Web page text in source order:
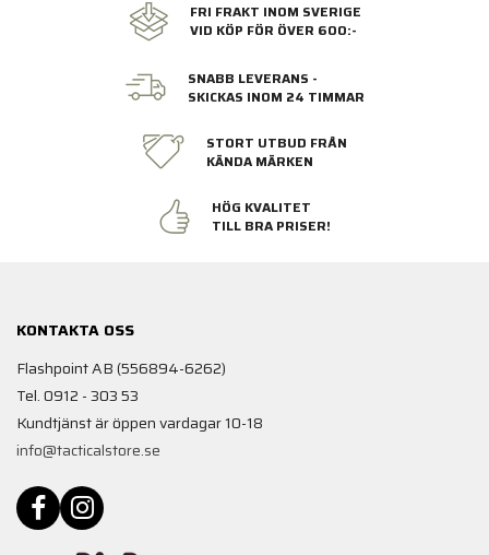
FRI FRAKT INOM SVERIGE
VID KÖP FÖR ÖVER 600:-
SNABB LEVERANS -
SKICKAS INOM 24 TIMMAR
STORT UTBUD FRÅN
KÄNDA MÄRKEN
HÖG KVALITET
TILL BRA PRISER!
KONTAKTA OSS
Flashpoint AB (556894-6262)
Tel. 0912 - 303 53
Kundtjänst är öppen vardagar 10-18
info@tacticalstore.se